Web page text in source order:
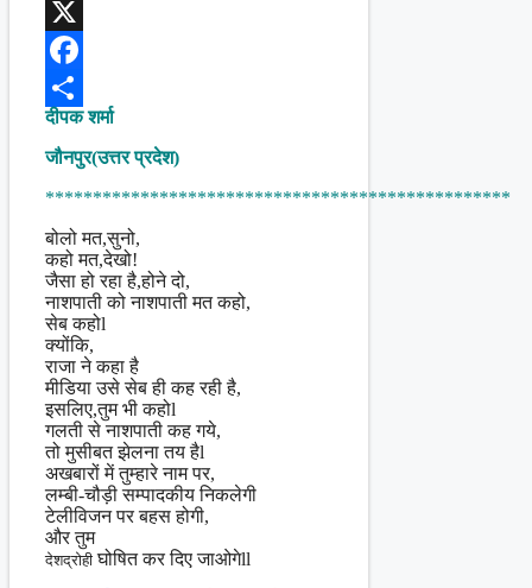
WhatsApp
X
Facebook
Share
दीपक शर्मा
जौनपुर(उत्तर प्रदेश)
*************************************************
बोलो मत,सुनो,
कहो मत,देखो!
जैसा हो रहा है,होने दो,
नाशपाती को नाशपाती मत कहो,
सेब कहोl
क्योंकि,
राजा ने कहा है
मीडिया उसे सेब ही कह रही है,
इसलिए,तुम भी कहोl
गलती से नाशपाती कह गये,
तो मुसीबत झेलना तय हैl
अखबारों में तुम्हारे नाम पर,
लम्बी-चौड़ी सम्पादकीय निकलेगी
टेलीविजन पर बहस होगी,
और तुम
देशद्रोही घोषित कर दिए जाओगेll